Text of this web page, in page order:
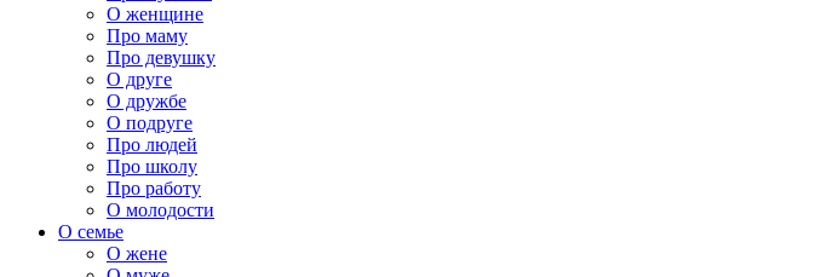
О женщине
Про маму
Про девушку
О друге
О дружбе
О подруге
Про людей
Про школу
Про работу
О молодости
О семье
О жене